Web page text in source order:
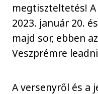
megtiszteltetés!
2023. január 20.
majd sor, ebben
Veszprémre
A versenyről és a